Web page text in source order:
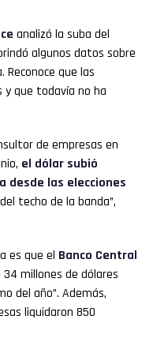
analizó la suba del
algunos datos sobre
que las
y que todavía no ha
de empresas en
el dólar subió
desde las elecciones
techo de la banda”,
es que el Banco Central
34 millones de dólares
del año”. Además,
liquidaron 850